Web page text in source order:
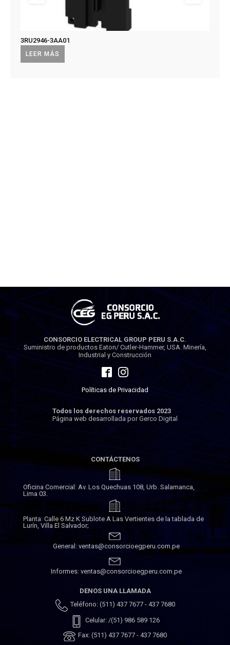
LEER MÁS
3RU2946-3AA01
CONSORCIO ELECTRICAL GROUP PERU S.A.C.
Suministro de productos Eaton/ Cutler-Hammer, USA. Minería,
Industrial y Construcción
Políticas de Privacidad
Todos los derechos reservados 2023
Página web desarrollada por Gerco Digital
CONTÁCTENOS
Oficina Comercial: Av. Los Quechuas 108, Urb. Salamanca,
Lima 03.
Planta: Calle 6 Mz K Sublote A Las Vertientes de la tablada de
Lurín, Villa El Salvador;
General: ventas@consorcioegperu.com.pe
Informes: ventas@consorcioegperu.com.pe
DENOS UNA LLAMADA
Teléfono: (511) 437 7677 - 437 7680
Celular: /(51) 986 589 126
Fax: (511) 437 7677 - 437 7680